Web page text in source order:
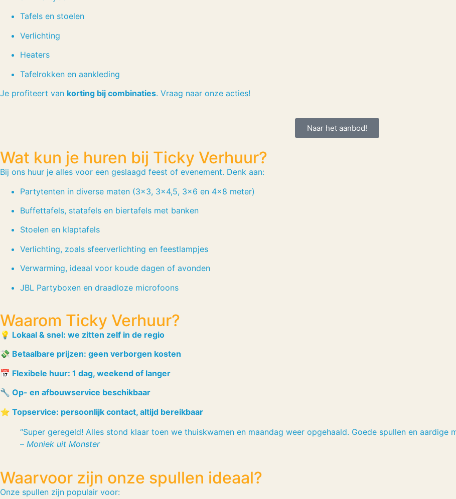
Tafels en stoelen
Verlichting
Heaters
Tafelrokken en aankleding
Je profiteert van korting bij combinaties. Vraag naar onze acties!
Naar het aanbod!
Wat kun je huren bij Ticky Verhuur?
Bij ons huur je alles voor een geslaagd feest of evenement. Denk aan:
Partytenten in diverse maten (3×3, 3×4,5, 3×6 en 4×8 meter)
Buffettafels, statafels en biertafels met banken
Stoelen en klaptafels
Verlichting, zoals sfeerverlichting en feestlampjes
Verwarming, ideaal voor koude dagen of avonden
JBL Partyboxen en draadloze microfoons
Waarom Ticky Verhuur?
💡 Lokaal & snel: we zitten zelf in de regio
💸 Betaalbare prijzen: geen verborgen kosten
📅 Flexibele huur: 1 dag, weekend of langer
🔧 Op- en afbouwservice beschikbaar
⭐ Topservice: persoonlijk contact, altijd bereikbaar
“Super geregeld! Alles stond klaar toen we thuiskwamen en maandag weer opgehaald. Goede spullen en aardige
– Moniek uit Monster
Waarvoor zijn onze spullen ideaal?
Onze spullen zijn populair voor: